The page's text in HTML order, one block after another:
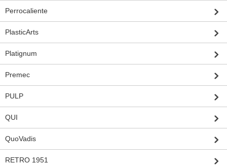
Perrocaliente
PlasticArts
Platignum
Premec
PULP
QUI
QuoVadis
RETRO 1951